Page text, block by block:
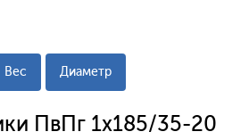
Вес Диаметр
ПвПг 1x185/35-20